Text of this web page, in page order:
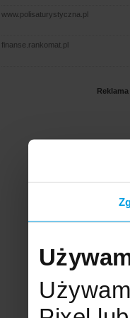
www.polisaturystyczna.pl
finanse.rankomat.pl
Reklama